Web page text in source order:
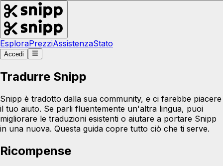
EsploraPrezziAssistenzaStato
Accedi
Tradurre Snipp
Snipp è tradotto dalla sua community, e ci farebbe piacere
il tuo aiuto. Se parli fluentemente un'altra lingua, puoi
migliorare le traduzioni esistenti o aiutare a portare Snipp
in una nuova. Questa guida copre tutto ciò che ti serve.
Ricompense